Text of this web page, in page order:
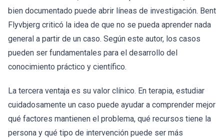
bien documentado puede abrir líneas de investigación. Bent
Flyvbjerg criticó la idea de que no se pueda aprender nada
general a partir de un caso. Según este autor, los casos
pueden ser fundamentales para el desarrollo del
conocimiento práctico y científico.
La tercera ventaja es su valor clínico. En terapia, estudiar
cuidadosamente un caso puede ayudar a comprender mejor
qué factores mantienen el problema, qué recursos tiene la
persona y qué tipo de intervención puede ser más